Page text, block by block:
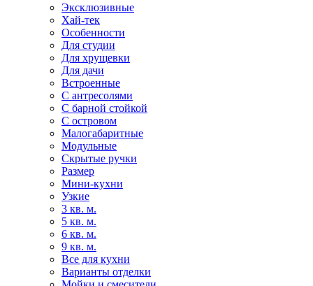
Эксклюзивные
Хай-тек
Особенности
Для студии
Для хрущевки
Для дачи
Встроенные
С антресолями
С барной стойкой
С островом
Малогабаритные
Модульные
Скрытые ручки
Размер
Мини-кухни
Узкие
3 кв. м.
5 кв. м.
6 кв. м.
9 кв. м.
Все для кухни
Варианты отделки